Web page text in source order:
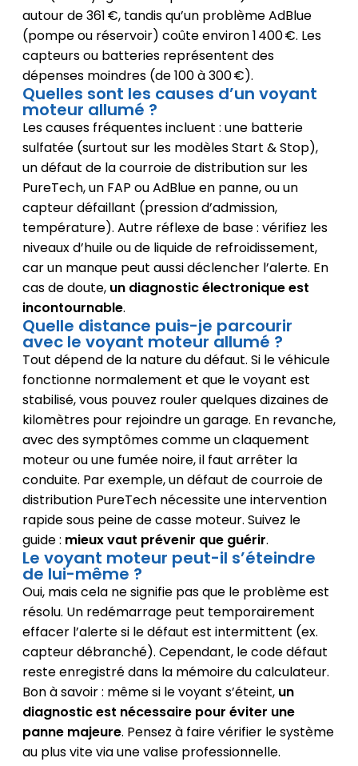
autour de 361 €, tandis qu’un problème AdBlue
(pompe ou réservoir) coûte environ 1 400 €. Les
capteurs ou batteries représentent des
dépenses moindres (de 100 à 300 €).
Quelles sont les causes d’un voyant
moteur allumé ?
Les causes fréquentes incluent : une batterie
sulfatée (surtout sur les modèles Start & Stop),
un défaut de la courroie de distribution sur les
PureTech, un FAP ou AdBlue en panne, ou un
capteur défaillant (pression d’admission,
température). Autre réflexe de base : vérifiez les
niveaux d’huile ou de liquide de refroidissement,
car un manque peut aussi déclencher l’alerte. En
cas de doute, un diagnostic électronique est
incontournable.
Quelle distance puis-je parcourir
avec le voyant moteur allumé ?
Tout dépend de la nature du défaut. Si le véhicule
fonctionne normalement et que le voyant est
stabilisé, vous pouvez rouler quelques dizaines de
kilomètres pour rejoindre un garage. En revanche,
avec des symptômes comme un claquement
moteur ou une fumée noire, il faut arrêter la
conduite. Par exemple, un défaut de courroie de
distribution PureTech nécessite une intervention
rapide sous peine de casse moteur. Suivez le
guide : mieux vaut prévenir que guérir.
Le voyant moteur peut-il s’éteindre
de lui-même ?
Oui, mais cela ne signifie pas que le problème est
résolu. Un redémarrage peut temporairement
effacer l’alerte si le défaut est intermittent (ex.
capteur débranché). Cependant, le code défaut
reste enregistré dans la mémoire du calculateur.
Bon à savoir : même si le voyant s’éteint, un
diagnostic est nécessaire pour éviter une
panne majeure. Pensez à faire vérifier le système
au plus vite via une valise professionnelle.